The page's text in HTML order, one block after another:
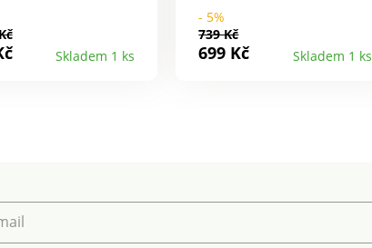
k tomu jako
Pružný,
Snadno se
Skladem 1 ks
Elastický spodní lem. Pro
ochranu životního
prostředí doporučujeme
- 5%
739 Kč
699 Kč Skladem 1 ks